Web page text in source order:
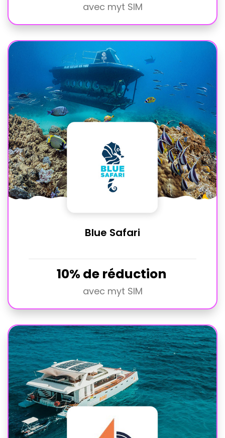
avec myt SIM
Blue Safari
10% de réduction
avec myt SIM